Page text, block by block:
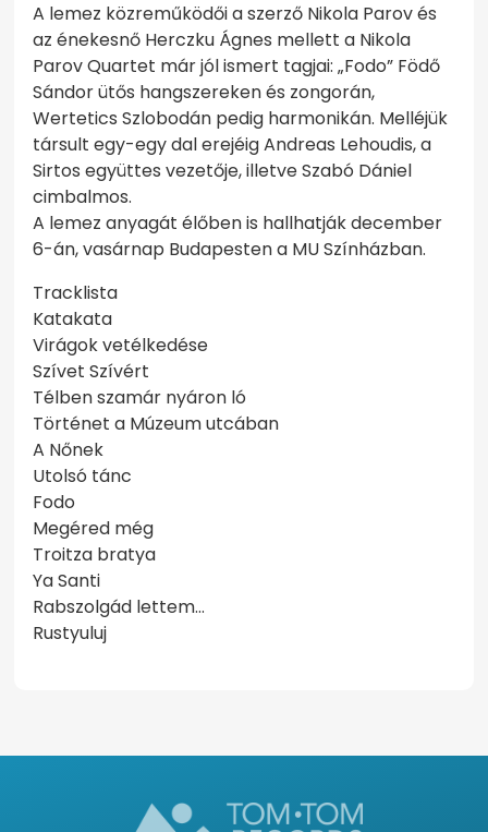
A lemez közreműködői a szerző Nikola Parov és
az énekesnő Herczku Ágnes mellett a Nikola
Parov Quartet már jól ismert tagjai: „Fodo” Födő
Sándor ütős hangszereken és zongorán,
Wertetics Szlobodán pedig harmonikán. Melléjük
társult egy-egy dal erejéig Andreas Lehoudis, a
Sirtos együttes vezetője, illetve Szabó Dániel
cimbalmos.
A lemez anyagát élőben is hallhatják december
6-án, vasárnap Budapesten a MU Színházban.
Tracklista
Katakata
Virágok vetélkedése
Szívet Szívért
Télben szamár nyáron ló
Történet a Múzeum utcában
A Nőnek
Utolsó tánc
Fodo
Megéred még
Troitza bratya
Ya Santi
Rabszolgád lettem…
Rustyuluj